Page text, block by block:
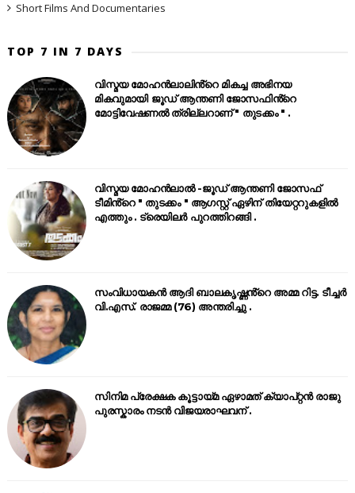
Short Films And Documentaries
TOP 7 IN 7 DAYS
വിസ്മയ മോഹൻലാലിൻ്റെ മികച്ച അഭിനയ
മികവുമായി ജൂഡ് ആന്തണി ജോസഫിൻ്റെ
മോട്ടിവേഷണൽ ത്രില്ലറാണ് " തുടക്കം " .
വിസ്മയ മോഹൻലാൽ -ജൂഡ് ആന്തണി ജോസഫ്
ടീമിൻ്റെ " തുടക്കം " ആഗസ്റ്റ് ഏഴിന് തിയേറ്ററുകളിൽ
എത്തും . ട്രെയിലർ പുറത്തിറങ്ങി .
സംവിധായകൻ ആദി ബാലകൃഷ്ണൻ്റെ അമ്മ റിട്ട. ടീച്ചർ
വി.എസ്. രാജമ്മ (76) അന്തരിച്ചു .
സിനിമ പ്രേക്ഷക കൂട്ടായ്മ ഏഴാമത് ക്യാപ്റ്റൻ രാജു
പുരസ്കാരം നടൻ വിജയരാഘവന് .